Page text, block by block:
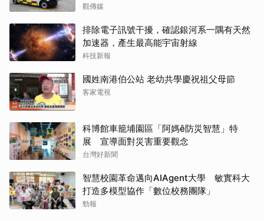
觀傳媒
排除電子訊號干擾，確認銀河系一隅有天然
加速器，產生最高能宇宙射線
科技新報
國姓南港伯公站 老幼共學慶祝祖父母節
客家電視
科博館車籠埔園區「阿媽ê防災智慧」特
展 宣導面對災害重要觀念
台灣好新聞
智慧校園革命邁向AIAgent大學 敏實科大
打造多模型協作「數位校務團隊」
勁報